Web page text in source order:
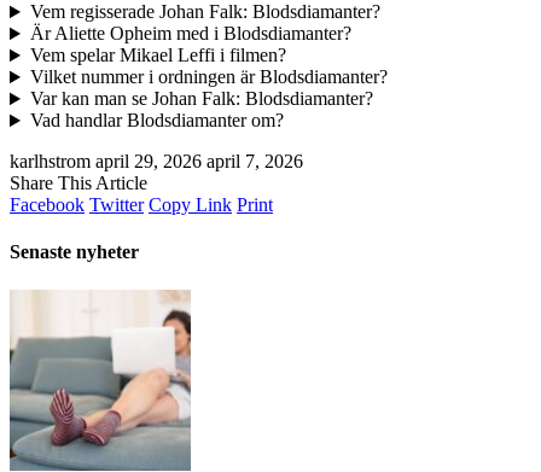
Vem regisserade Johan Falk: Blodsdiamanter?
Är Aliette Opheim med i Blodsdiamanter?
Vem spelar Mikael Leffi i filmen?
Vilket nummer i ordningen är Blodsdiamanter?
Var kan man se Johan Falk: Blodsdiamanter?
Vad handlar Blodsdiamanter om?
karlhstrom april 29, 2026 april 7, 2026
Share This Article
Facebook Twitter Copy Link Print
Senaste nyheter